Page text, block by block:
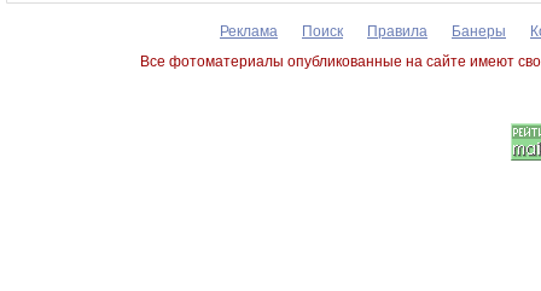
Реклама Поиск Правила Банеры
Все фотоматериалы опубликованные на сайте имеют